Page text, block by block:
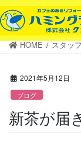
コ
ン
テ
ナ
ビ
ゲ
HOME スタッ
2021年5月12日
ブログ
新茶が届